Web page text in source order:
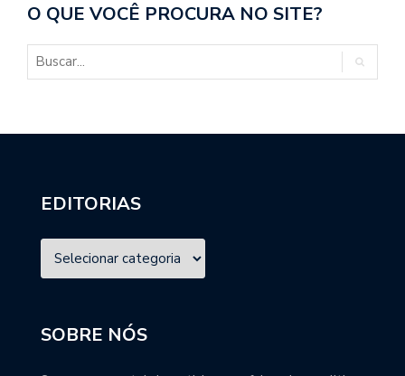
O QUE VOCÊ PROCURA NO SITE?
EDITORIAS
SOBRE NÓS